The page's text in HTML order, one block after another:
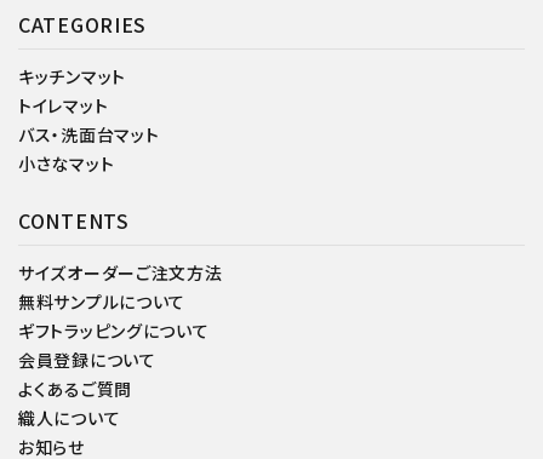
CATEGORIES
キッチンマット
トイレマット
バス・洗面台マット
小さなマット
CONTENTS
サイズオーダーご注文方法
無料サンプルについて
ギフトラッピングについて
会員登録について
よくあるご質問
織人について
お知らせ